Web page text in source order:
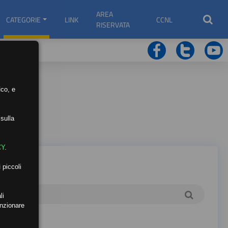
CATEGORIE LINK
AREA
RISERVATA
CCNL
e
.
piccoli